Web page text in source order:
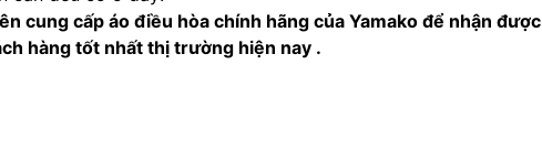
cung cấp áo điều hòa chính hãng của Yamako để nhận được
hàng tốt nhất thị trường hiện nay .